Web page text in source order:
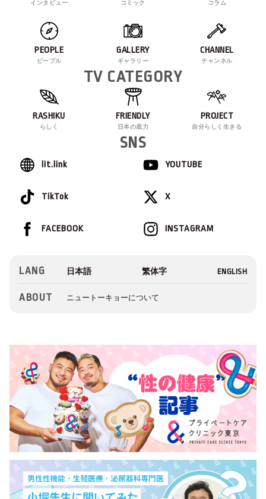
インタビュー コミック コラム
PEOPLE
ピープル
GALLERY
ギャラリー
CHANNEL
チャンネル
TV CATEGORY
RASHIKU
らしく
FRIENDLY
日本の底力
PROJECT
自分らしく生きる
SNS
lit.link YOUTUBE
TikTok X
INSTAGRAM
FACEBOOK
LANG
ABOUT ニュートーキョーについて